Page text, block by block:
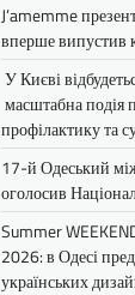
J’amemme
вперше випустив
У Києві
масштабна подія
профілактику та
17-й Одеський
оголосив
Summer
2026: в Одесі
українських